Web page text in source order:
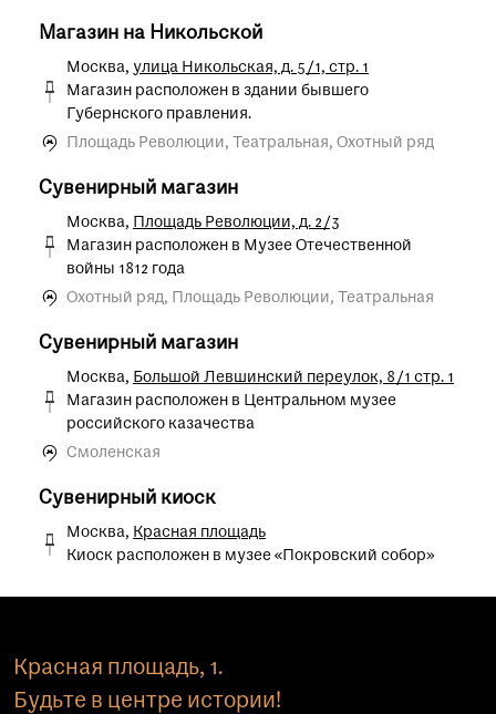
Магазин на Никольской
Москва, улица Никольская, д. 5/1, стр. 1
Магазин расположен в здании бывшего
Губернского правления.
Площадь Революции, Театральная, Охотный ряд
Сувенирный магазин
Москва, Площадь Революции, д. 2/3
Магазин расположен в Музее Отечественной
войны 1812 года
Охотный ряд, Площадь Революции, Театральная
Сувенирный магазин
Москва, Большой Левшинский переулок, 8/1 стр. 1
Магазин расположен в Центральном музее
российского казачества
Смоленская
Сувенирный киоск
Москва, Красная площадь
Киоск расположен в музее «Покровский собор»
Красная площадь, 1.
Будьте в центре истории!